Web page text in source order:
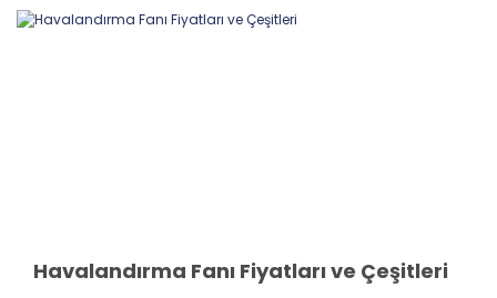
Havalandırma Fanı Fiyatları ve Çeşitleri